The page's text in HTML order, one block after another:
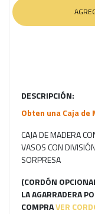
DESCRIPCIÓN:
Obten una Caja
CAJA DE MADERA
VASOS CON
SORPRESA
(CORDÓN
LA AGARRADERA
COMPRAVER